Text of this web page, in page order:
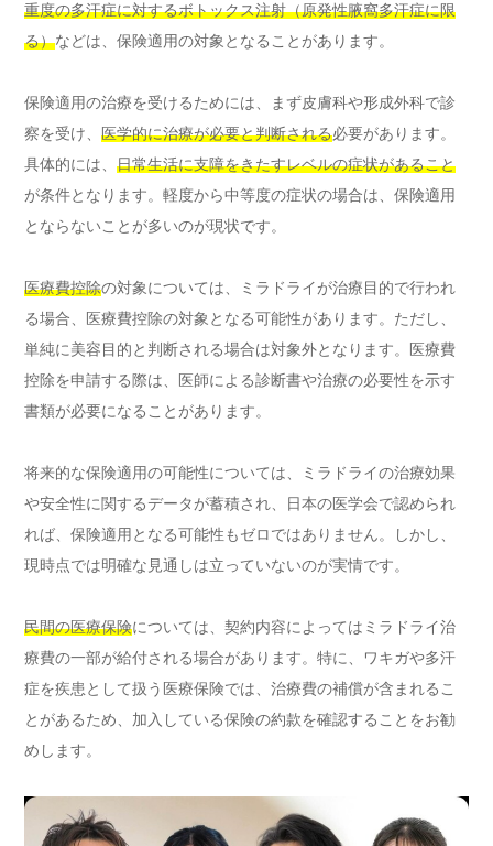
重度の多汗症に対するボトックス注射（原発性腋窩多汗症に限
る）などは、保険適用の対象となることがあります。
保険適用の治療を受けるためには、まず皮膚科や形成外科で診
察を受け、 医学的に治療が必要と判断される必要があります。
具体的には、 日常生活に支障をきたすレベルの症状があること
が条件となります。軽度から中等度の症状の場合は、保険適用
とならないことが多いのが現状です。
医療費控除の対象については、ミラドライが治療目的で行われ
る場合、医療費控除の対象となる可能性があります。ただし、
単純に美容目的と判断される場合は対象外となります。医療費
控除を申請する際は、医師による診断書や治療の必要性を示す
書類が必要になることがあります。
将来的な保険適用の可能性については、ミラドライの治療効果
や安全性に関するデータが蓄積され、日本の医学会で認められ
れば、保険適用となる可能性もゼロではありません。しかし、
現時点では明確な見通しは立っていないのが実情です。
民間の医療保険については、契約内容によってはミラドライ治
療費の一部が給付される場合があります。特に、ワキガや多汗
症を疾患として扱う医療保険では、治療費の補償が含まれるこ
とがあるため、加入している保険の約款を確認することをお勧
めします。